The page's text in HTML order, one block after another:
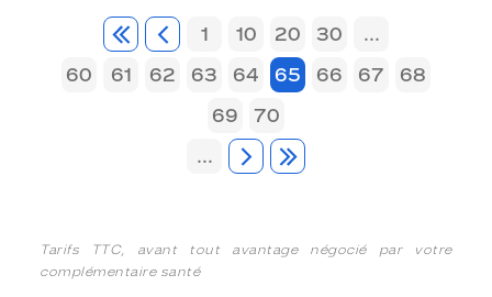
1 10 20 30
...
60
61 62 63 64 65 66 67
68
69
70
...
Tarifs TTC, avant tout avantage négocié par votre
complémentaire santé